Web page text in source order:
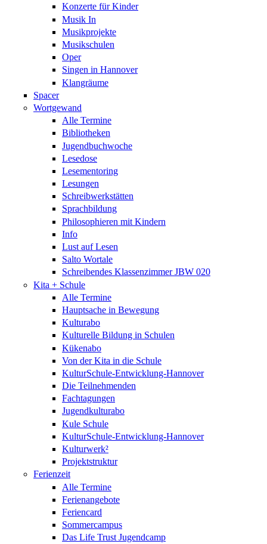
Konzerte für Kinder
Musik In
Musikprojekte
Musikschulen
Oper
Singen in Hannover
Klangräume
Spacer
Wortgewand
Alle Termine
Bibliotheken
Jugendbuchwoche
Lesedose
Lesementoring
Lesungen
Schreibwerkstätten
Sprachbildung
Philosophieren mit Kindern
Info
Lust auf Lesen
Salto Wortale
Schreibendes Klassenzimmer JBW 020
Kita + Schule
Alle Termine
Hauptsache in Bewegung
Kulturabo
Kulturelle Bildung in Schulen
Kükenabo
Von der Kita in die Schule
KulturSchule-Entwicklung-Hannover
Die Teilnehmenden
Fachtagungen
Jugendkulturabo
Kule Schule
KulturSchule-Entwicklung-Hannover
Kulturwerk²
Projektstruktur
Ferienzeit
Alle Termine
Ferienangebote
Feriencard
Sommercampus
Das Life Trust Jugendcamp